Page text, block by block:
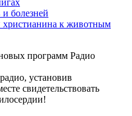
и болезней
христианина к животным
программ Радио
установив
свидетельствовать